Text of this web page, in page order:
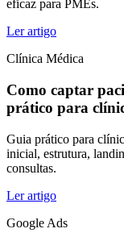
eficaz para PMEs.
Ler artigo
Clínica Médica
Como captar
prático para
Guia prático para
inicial, estrutura,
consultas.
Ler artigo
Google Ads